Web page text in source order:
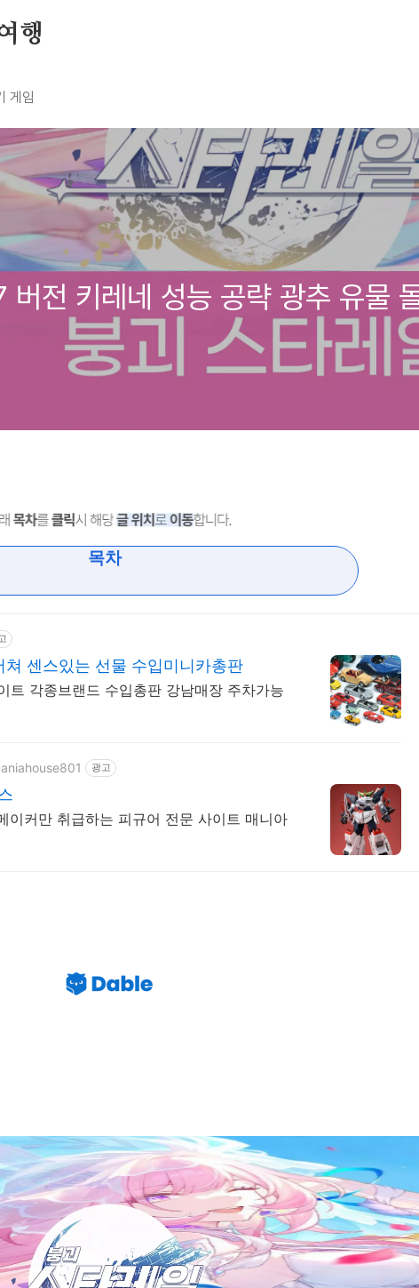
행
게임
전 키레네 성능 공략 광추 유물
목차
센스있는 선물 수입미니카총판
트 각종브랜드 수입총판 강남매장 주차가능
광고
이커만 취급하는 피규어 전문 사이트 매니아